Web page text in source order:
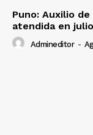
Puno: Auxilio
atendida en julio
Admineditor -